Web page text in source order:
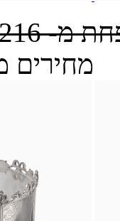
מ-
מחירים